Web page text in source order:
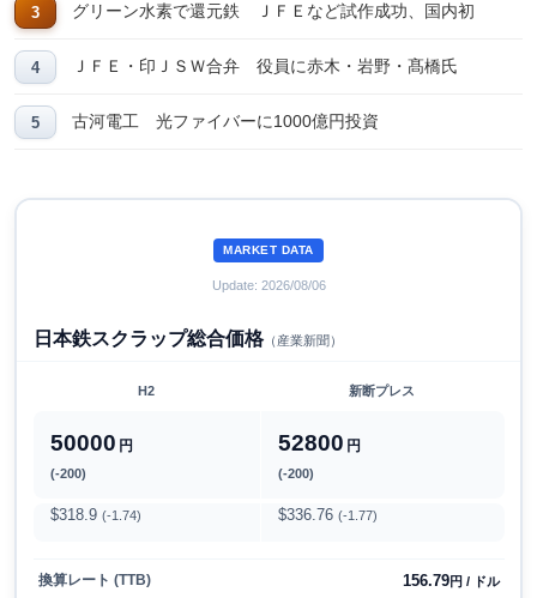
グリーン水素で還元鉄 ＪＦＥなど試作成功、国内初
ＪＦＥ・印ＪＳＷ合弁 役員に赤木・岩野・髙橋氏
古河電工 光ファイバーに1000億円投資
MARKET DATA
Update: 2026/08/06
日本鉄スクラップ総合価格（産業新聞）
H2 新断プレス
50000 円
(-200)
52800 円
(-200)
$318.9 (-1.74) $336.76 (-1.77)
換算レート (TTB) 156.79円 / ドル